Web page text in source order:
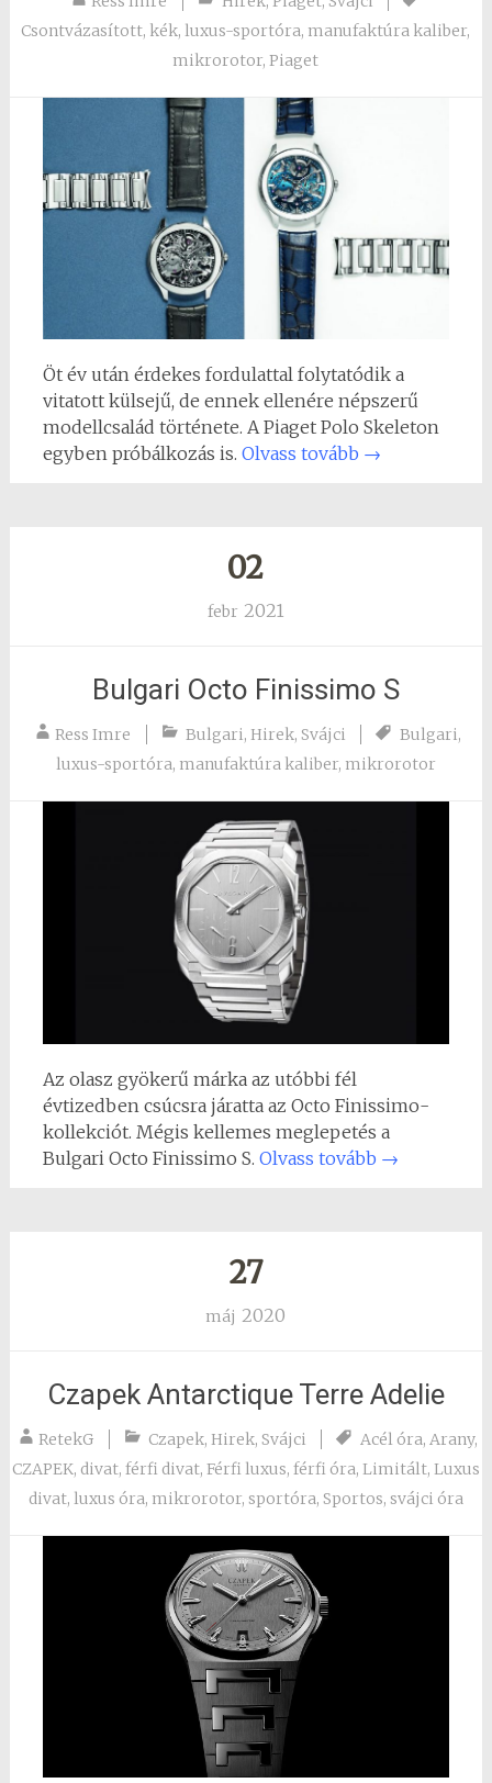
Csontvázasított, kék,luxus-sportóra, manufaktúra kaliber,
mikrorotor,Piaget
Öt év után érdekes fordulattal folytatódik a
vitatott külsejű, de ennek ellenére népszerű
modellcsalád története. A Piaget Polo Skeleton
egyben próbálkozás is. Olvass tovább →
02
febr 2021
Bulgari Octo Finissimo S
Ress Imre Bulgari, Hirek, Svájci Bulgari,
luxus-sportóra, manufaktúra kaliber, mikrorotor
Az olasz gyökerű márka az utóbbi fél
évtizedben csúcsra járatta az Octo Finissimo-
kollekciót. Mégis kellemes meglepetés a
Bulgari Octo Finissimo S. Olvass tovább →
27
máj 2020
Czapek Antarctique Terre Adelie
RetekG Czapek, Hirek, Svájci Acél óra, Arany,
CZAPEK, divat, férfi divat, Férfi luxus, férfi óra, Limitált, Luxus
divat, luxus óra, mikrorotor, sportóra, Sportos, svájci óra